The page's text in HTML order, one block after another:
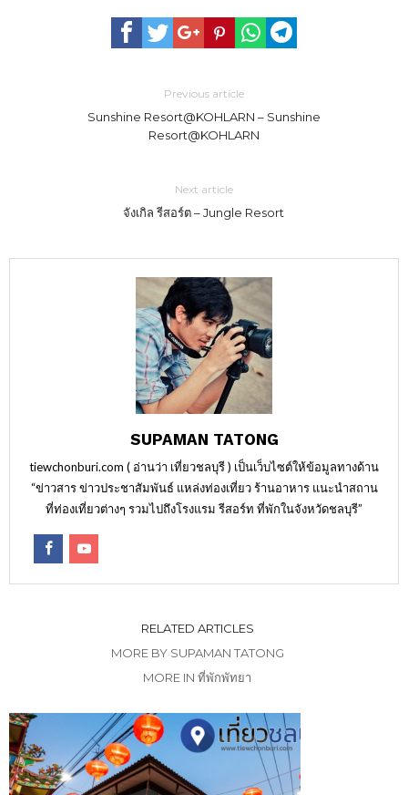
Previous article
Sunshine Resort@KOHLARN – Sunshine
Resort@KOHLARN
Next article
จังเกิล รีสอร์ต – Jungle Resort
SUPAMAN TATONG
tiewchonburi.com ( อ่านว่า เที่ยวชลบุรี ) เป็นเว็บไซต์ให้ข้อมูลทางด้าน
“ข่าวสาร ข่าวประชาสัมพันธ์ แหล่งท่องเที่ยว ร้านอาหาร แนะนำสถาน
ที่ท่องเที่ยวต่างๆ รวมไปถึงโรงแรม รีสอร์ท ที่พักในจังหวัดชลบุรี”
RELATED ARTICLES
MORE BY SUPAMAN TATONG
MORE IN ที่พักพัทยา